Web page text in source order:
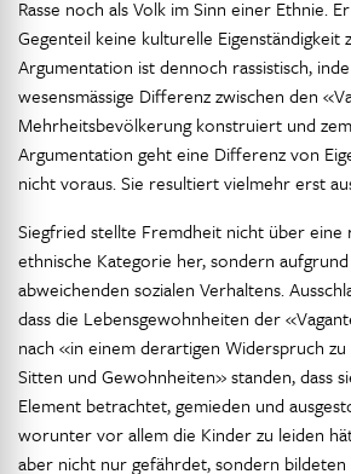
Rasse noch als Volk im Sinn einer Ethnie.
Gegenteil keine kulturelle Eigenständigkeit
Argumentation ist dennoch rassistisch,
wesensmässige Differenz zwischen den
Mehrheitsbevölkerung konstruiert und
Argumentation geht eine Differenz von
nicht voraus. Sie resultiert vielmehr erst
Siegfried stellte Fremdheit nicht über eine
ethnische Kategorie her, sondern
abweichenden sozialen Verhaltens.
dass die Lebensgewohnheiten der
nach «in einem derartigen Widerspruch zu
Sitten und Gewohnheiten» standen, dass
Element betrachtet, gemieden und
worunter vor allem die Kinder zu leiden
aber nicht nur gefährdet, sondern bildeten